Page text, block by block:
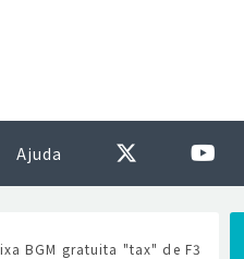
Ajuda
BGM gratuita "tax" de F3